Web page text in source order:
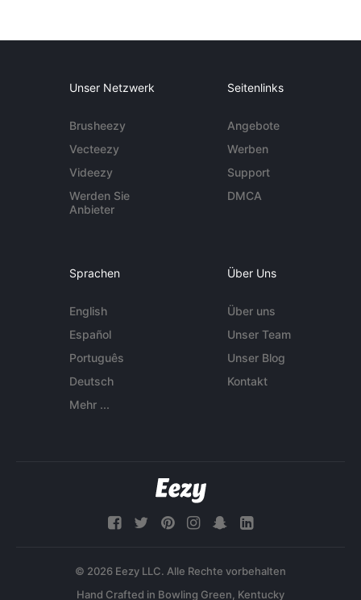
Unser Netzwerk
Brusheezy
Vecteezy
Videezy
Werden Sie
Anbieter
Seitenlinks
Angebote
Werben
Support
DMCA
Sprachen
English
Español
Português
Deutsch
Mehr ...
Über Uns
Über uns
Unser Team
Unser Blog
Kontakt
© 2026 Eezy LLC. Alle Rechte vorbehalten